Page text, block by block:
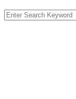
Search
for: